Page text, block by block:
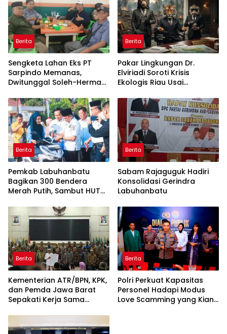
Berita
Sengketa Lahan Eks PT
Sarpindo Memanas,
Dwitunggal Soleh-Herman
ke Pulau Rupat
Berita
Pakar Lingkungan Dr.
Elviriadi Soroti Krisis
Ekologis Riau Usai
Monyet, Harimau, dan
Beruang Terhadap Warga
Berita
Pemkab Labuhanbatu
Bagikan 300 Bendera
Merah Putih, Sambut HUT
Berita
Sabam Rajaguguk Hadiri
Konsolidasi Gerindra
Labuhanbatu
Berita
Kementerian ATR/BPN, KPK,
dan Pemda Jawa Barat
Sepakati Kerja Sama
Korupsi serta Penguatan
Ekonomi Daerah
Berita
Polri Perkuat Kapasitas
Personel Hadapi Modus
Love Scamming yang Kian